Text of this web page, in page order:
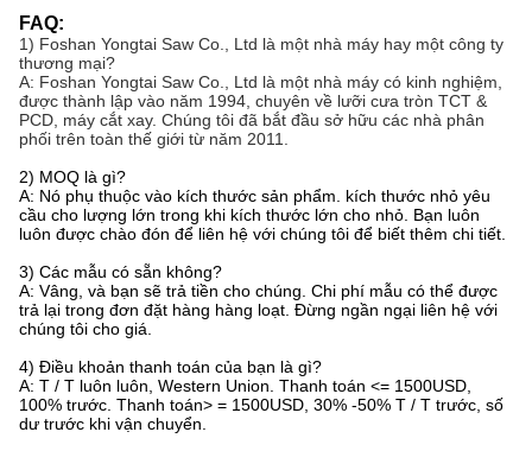
FAQ:
1) Foshan Yongtai Saw Co., Ltd là một nhà máy hay một công ty
thương mại?
A: Foshan Yongtai Saw Co., Ltd là một nhà máy có kinh nghiệm,
được thành lập vào năm 1994, chuyên về lưỡi cưa tròn TCT &
PCD, máy cắt xay. Chúng tôi đã bắt đầu sở hữu các nhà phân
phối trên toàn thế giới từ năm 2011.
2) MOQ là gì?
A: Nó phụ thuộc vào kích thước sản phẩm. kích thước nhỏ yêu
cầu cho lượng lớn trong khi kích thước lớn cho nhỏ. Bạn luôn
luôn được chào đón để liên hệ với chúng tôi để biết thêm chi tiết.
3) Các mẫu có sẵn không?
A: Vâng, và bạn sẽ trả tiền cho chúng. Chi phí mẫu có thể được
trả lại trong đơn đặt hàng hàng loạt. Đừng ngần ngại liên hệ với
chúng tôi cho giá.
4) Điều khoản thanh toán của bạn là gì?
A: T / T luôn luôn, Western Union. Thanh toán <= 1500USD,
100% trước. Thanh toán> = 1500USD, 30% -50% T / T trước, số
dư trước khi vận chuyển.